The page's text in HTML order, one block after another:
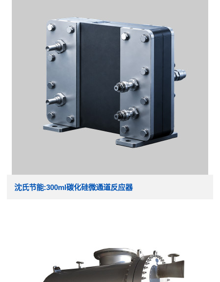
沈氏节能:300ml碳化硅微通道反应器